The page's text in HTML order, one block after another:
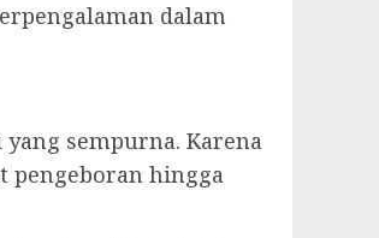
dalam
sempurna. Karena
pengeboran hingga